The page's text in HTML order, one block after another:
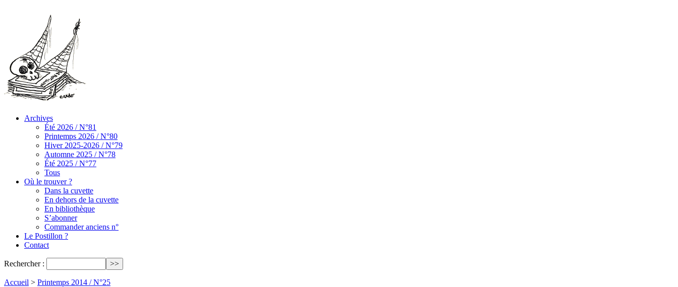
Archives
Été 2026 / N°81
Printemps 2026 / N°80
Hiver 2025-2026 / N°79
Automne 2025 / N°78
Été 2025 / N°77
Tous
Où le trouver ?
Dans la cuvette
En dehors de la cuvette
En bibliothèque
S’abonner
Commander anciens n°
Le Postillon ?
Contact
Rechercher :
Accueil > Printemps 2014 / N°25